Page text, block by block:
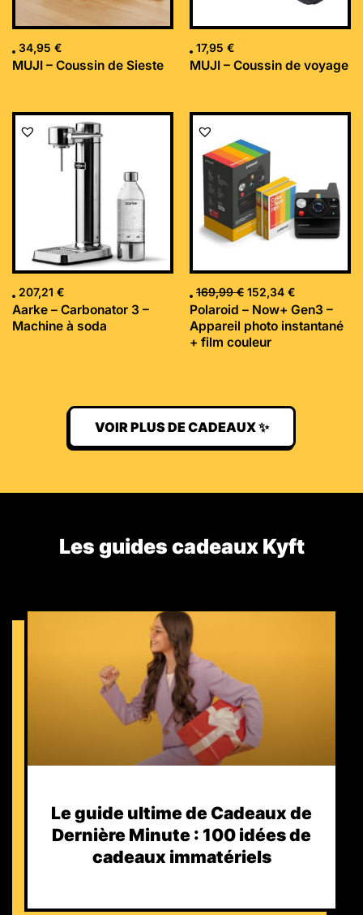
34,95 €
MUJI – Coussin de Sieste
17,95 €
MUJI – Coussin de voyage
207,21 €
Aarke – Carbonator 3 –
Machine à soda
169,99€
Le
initial
était :
169,99 €.
152,34 €
Le
Polaroid – Now+ Gen3 –
Appareil photo instantané
+ film couleur
VOIR PLUS DE CADEAUX ✨
Les guides cadeaux Kyft​
Le guide ultime de Cadeaux de
Dernière Minute : 100 idées de
cadeaux immatériels